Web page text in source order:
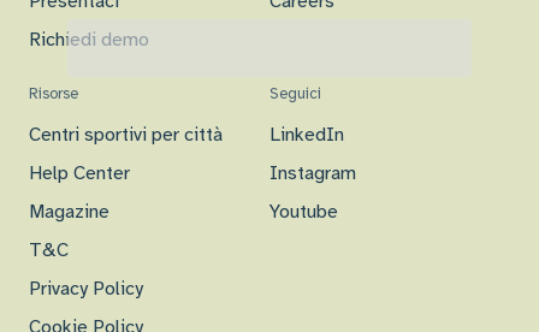
Richiedi demo
Risorse
Centri sportivi per città
Help Center
Magazine
T&C
Privacy Policy
Cookie Policy
Seguici
LinkedIn
Instagram
Youtube